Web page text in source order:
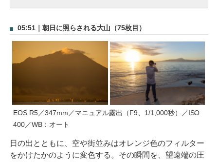
05:51｜朝日に照らされる大山（75枚目）
EOS R5／347mm／マニュアル露出（F9、1/1,000秒）／ISO
400／WB：オート
日の出とともに、空や街並みはオレンジ色のフィルター
をかけたかのように変色する。その瞬間を、望遠端の圧